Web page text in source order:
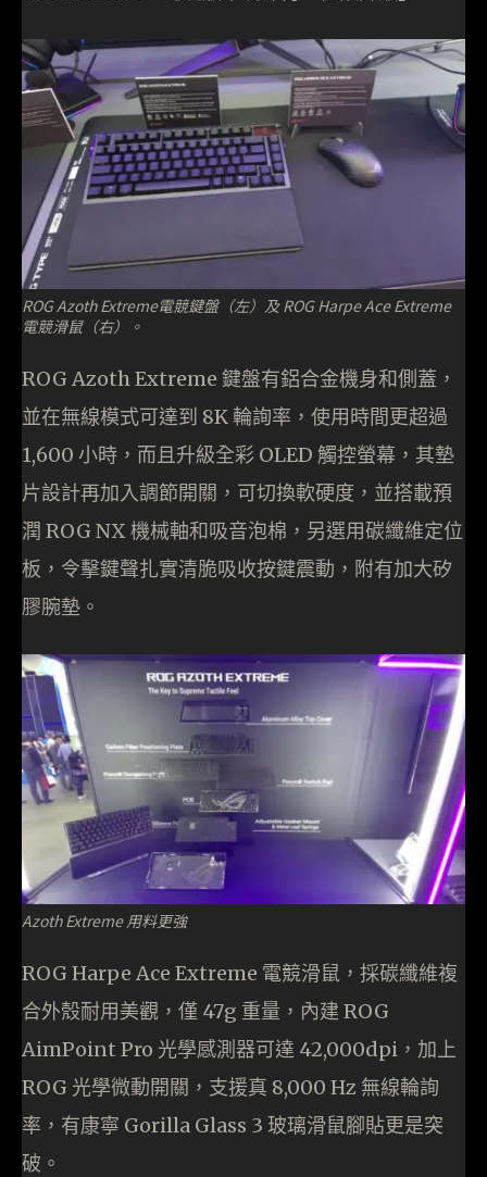
ROG Azoth Extreme電競鍵盤（左）及 ROG Harpe Ace Extreme
電競滑鼠（右）。
ROG Azoth Extreme 鍵盤有鋁合金機身和側蓋，
並在無線模式可達到 8K 輪詢率，使用時間更超過
1,600 小時，而且升級全彩 OLED 觸控螢幕，其墊
片設計再加入調節開關，可切換軟硬度，並搭載預
潤 ROG NX 機械軸和吸音泡棉，另選用碳纖維定位
板，令擊鍵聲扎實清脆吸收按鍵震動，附有加大矽
膠腕墊。
Azoth Extreme 用料更強
ROG Harpe Ace Extreme 電競滑鼠，採碳纖維複
合外殼耐用美觀，僅 47g 重量，內建 ROG
AimPoint Pro 光學感測器可達 42,000dpi，加上
ROG 光學微動開關，支援真 8,000 Hz 無線輪詢
率，有康寧 Gorilla Glass 3 玻璃滑鼠腳貼更是突
破。